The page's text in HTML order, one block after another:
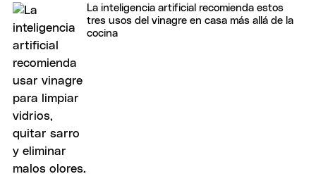
La inteligencia artificial recomienda estos
tres usos del vinagre en casa más allá de la
cocina